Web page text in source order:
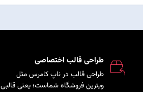
طراحی قالب اختصاصی
طراحی قالب در ناپ کامرس مثل
ویترین فروشگاه شماست؛ یعنی قالبی